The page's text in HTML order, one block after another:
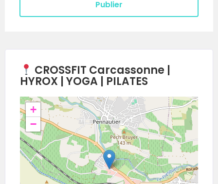
CROSSFIT Carcassonne |
HYROX | YOGA | PILATES
+
−